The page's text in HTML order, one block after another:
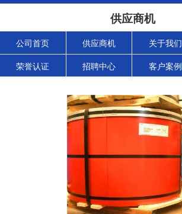
供应商机
公司首页 供应商机 关于我们
荣誉认证 招聘中心 客户案例